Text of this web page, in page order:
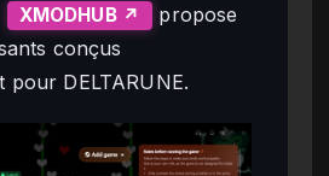
XMODHUB ↗
propose
conçus
pour DELTARUNE.